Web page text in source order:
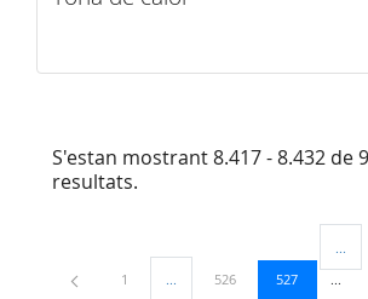
S'estan mostrant 8.417 - 8.432 de
resultats.
Pàgina
1 ...Pàgines intermèdies Utilitzeu
Pàgina
526 Pàgina
527